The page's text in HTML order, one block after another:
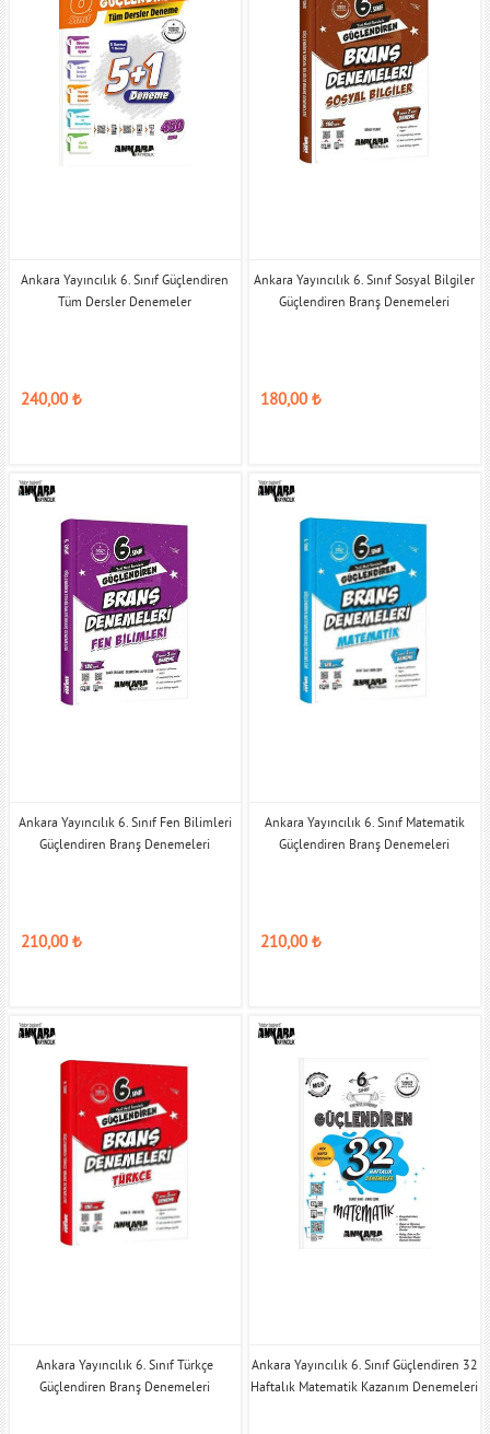
Ankara Yayıncılık 6. Sınıf Güçlendiren
Tüm Dersler Denemeler
240,00₺
Ankara Yayıncılık 6. Sınıf Sosyal Bilgiler
Güçlendiren Branş Denemeleri
180,00₺
Ankara Yayıncılık 6. Sınıf Fen Bilimleri
Güçlendiren Branş Denemeleri
210,00₺
Ankara Yayıncılık 6. Sınıf Matematik
Güçlendiren Branş Denemeleri
210,00₺
Ankara Yayıncılık 6. Sınıf Türkçe
Güçlendiren Branş Denemeleri
Ankara Yayıncılık 6. Sınıf Güçlendiren 32
Haftalık Matematik Kazanım Denemeleri